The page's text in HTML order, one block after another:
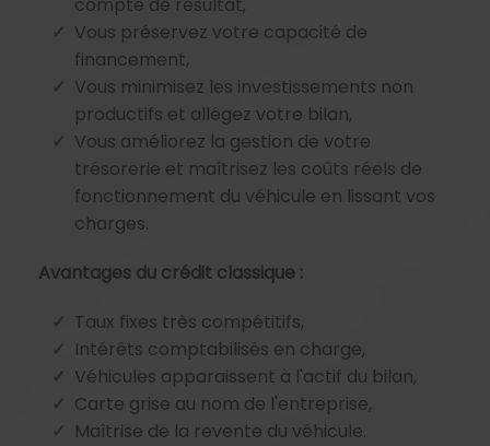
compte de résultat,
Vous préservez votre capacité de
financement,
Vous minimisez les investissements non
productifs et allégez votre bilan,
Vous améliorez la gestion de votre
trésorerie et maîtrisez les coûts réels de
fonctionnement du véhicule en lissant vos
charges.​​​​​​
Avantages du crédit classique :
Taux fixes très compétitifs,
Intérêts comptabilisés en charge,
Véhicules apparaissent à l'actif du bilan,
Carte grise au nom de l'entreprise,
Maîtrise de la revente du véhicule.